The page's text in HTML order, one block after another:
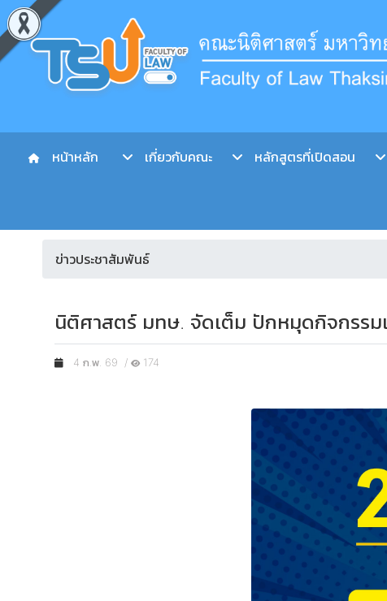
หน้าหลัก เกี่ยวกับคณะ หลักสูตรที่เปิดสอน
ข่าวประชาสัมพันธ์
นิติศาสตร์ มทษ. จัดเต็ม ปักหมุดกิจกรร
4 ก.พ. 69 / 174